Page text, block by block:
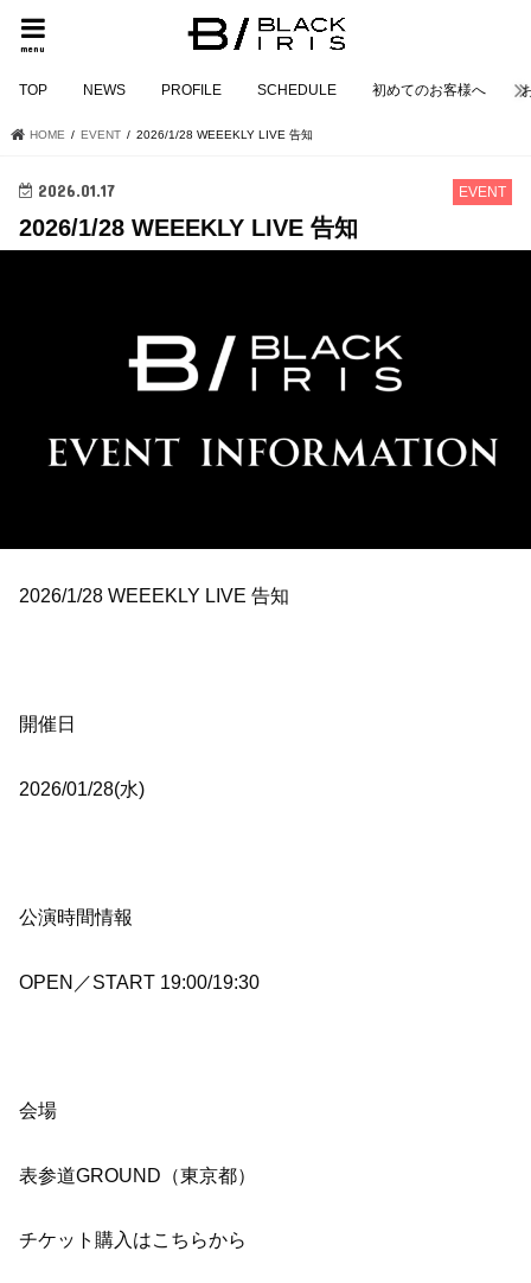
menu
TOP NEWS PROFILE SCHEDULE 初めてのお客様へ
HOME EVENT 2026/1/28 WEEEKLY LIVE 告知
EVENT
2026.01.17
2026/1/28 WEEEKLY LIVE 告知
2026/1/28 WEEEKLY LIVE 告知
開催日
2026/01/28(水)
公演時間情報
OPEN／START 19:00/19:30
会場
表参道GROUND（東京都）
チケット購入はこちらから